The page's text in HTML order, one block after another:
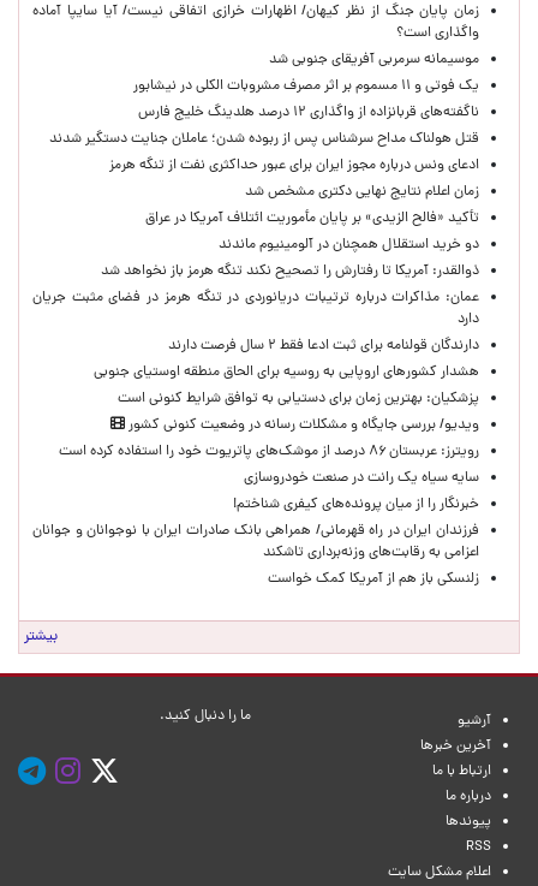
زمان پایان جنگ از نظر کیهان/ اظهارات خرازی اتفاقی نیست/ آیا سایپا آماده
واگذاری است؟
موسیمانه سرمربی آفریقای جنوبی شد
یک فوتی و ۱۱ مسموم بر اثر مصرف مشروبات الکلی در نیشابور
ناگفته‌های قربانزاده از واگذاری ۱۲ درصد هلدینگ خلیج فارس
قتل هولناک مداح سرشناس پس از ربوده شدن؛ عاملان جنایت دستگیر شدند
ادعای ونس درباره مجوز ایران برای عبور حداکثری نفت از تنگه هرمز
زمان اعلام نتایج نهایی دکتری مشخص شد
تأکید «فالح الزیدی» بر پایان مأموریت ائتلاف آمریکا در عراق
دو خرید استقلال همچنان در آلومینیوم ماندند
ذوالقدر: آمریکا تا رفتارش را تصحیح نکند تنگه هرمز باز نخواهد شد
عمان: مذاکرات درباره ترتیبات دریانوردی در تنگه هرمز در فضای مثبت جریان
دارد
دارندگان قولنامه برای ثبت ادعا فقط ۲ سال فرصت دارند
هشدار کشورهای اروپایی به روسیه برای الحاق منطقه اوستیای جنوبی
پزشکیان‌: بهترین زمان برای دستیابی به توافق شرایط کنونی است
ویدیو/ بررسی جایگاه و مشکلات رسانه در وضعیت کنونی کشور
رویترز: عربستان ۸۶ درصد از موشک‌های پاتریوت خود را استفاده کرده است
سایه سیاه یک رانت در صنعت خودروسازی
خبرنگار را از میان پرونده‌های کیفری شناختم!
​فرزندان ایران در راه قهرمانی/ همراهی بانک صادرات ایران با نوجوانان و جوانان
اعزامی به رقابت‌های وزنه‌برداری تاشکند
زلنسکی باز هم از آمریکا کمک خواست
بیشتر
آرشیو
آخرین خبرها
ارتباط با ما
درباره ما
پیوندها
RSS
اعلام مشکل سایت
ما را دنبال کنید.